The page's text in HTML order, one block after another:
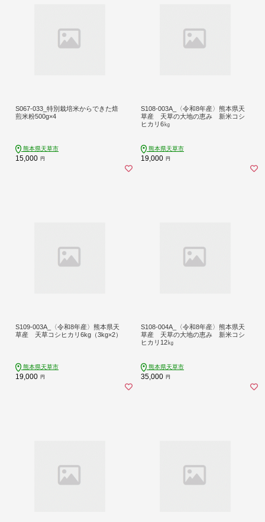
S067-033_特別栽培米からできた焙
煎米粉500g×4
熊本県天草市
15,000 円
S108-003A_〈令和8年産〉熊本県天
草産 天草の大地の恵み 新米コシ
ヒカリ6㎏
熊本県天草市
19,000 円
S109-003A_〈令和8年産〉熊本県天
草産 天草コシヒカリ6kg（3kg×2）
熊本県天草市
19,000 円
S108-004A_〈令和8年産〉熊本県天
草産 天草の大地の恵み 新米コシ
ヒカリ12㎏
熊本県天草市
35,000 円